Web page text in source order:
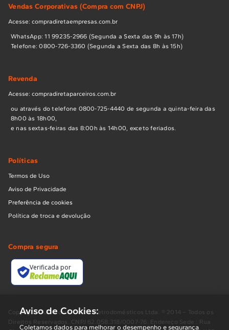
Vendas Corporativas (Compra com CNPJ)
Acesse: compradiretaempresas.com.br
WhatsApp: 11 99235-2966 (Segunda a Sexta das 9h às 17h)
Telefone: 0800-726-3360 (Segunda a Sexta das 8h às 15h)
Revenda
Acesse: compradiretaparceiros.com.br
ou através do telefone 0800-725-4440 de segunda a quinta-feira das
8h00 às 18h00,
e nas sextas-feiras das 8:00h às 14h00, exceto feriados.
Políticas
Termos de Uso
Aviso de Privacidade
Preferência de cookies
Política de troca e devolução
Compra segura
Verificada por
Copyright BUD Comércio de Eletrodomésticos Ltda. ® 2014 – Todos os
Direitos Reservados. CNPJ 62.058.318/0007-76. Endereço Sede : Rua
Aviso de Cookies:
Coletamos dados para melhorar o desempenho e segurança